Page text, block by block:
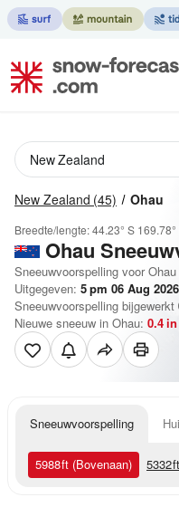
New Zealand (45) Ohau
Breedte/lengte:44.23° S 169.78°
Ohau
Sneeuwvoorspelling voor
Uitgegeven: 5 pm 06 Aug 2026
Sneeuwvoorspelling bijgewerkt
Nieuwe sneeuw in Ohau: 0.4in
Sneeuwvoorspelling
5988ft (Bovenaan) 5332ft